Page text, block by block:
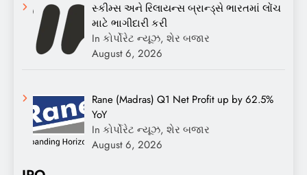
સ્કીમ્સ અને રિલાયન્સ બ્રાન્ડ્સે ભારતમાં લોંચ
માટે ભાગીદારી કરી
In કોર્પોરેટ ન્યૂઝ, શેર બજાર
August 6, 2026
Rane (Madras) Q1 Net Profit up by 62.5%
YoY
In કોર્પોરેટ ન્યૂઝ, શેર બજાર
August 6, 2026